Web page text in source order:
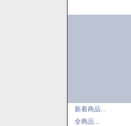
新着商品...
全商品...